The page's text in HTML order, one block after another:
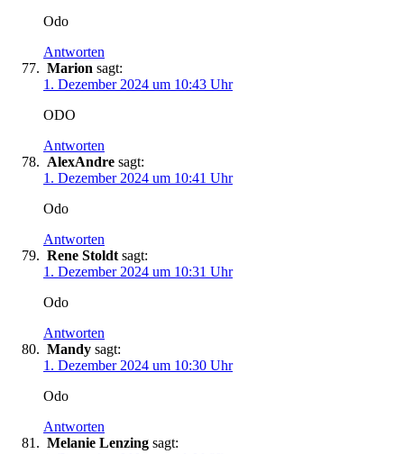
Odo
Antworten
Marion sagt:
1. Dezember 2024 um 10:43 Uhr
ODO
Antworten
AlexAndre sagt:
1. Dezember 2024 um 10:41 Uhr
Odo
Antworten
Rene Stoldt sagt:
1. Dezember 2024 um 10:31 Uhr
Odo
Antworten
Mandy sagt:
1. Dezember 2024 um 10:30 Uhr
Odo
Antworten
Melanie Lenzing sagt: